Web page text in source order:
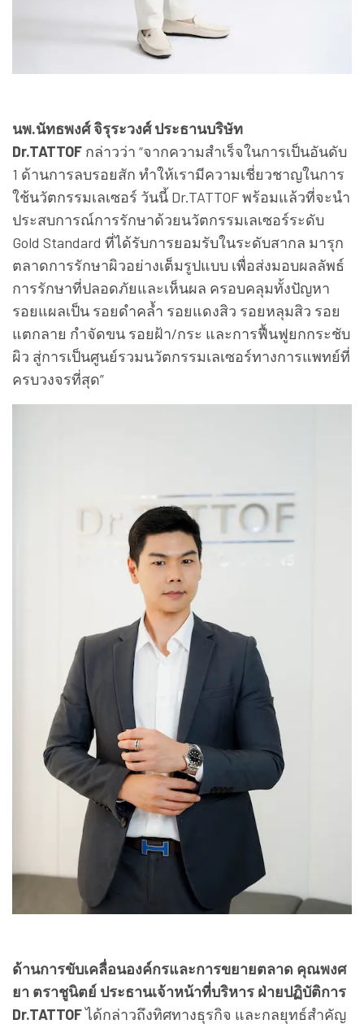
นพ.นัทธพงศ์ จิรุระวงศ์ ประธานบริษัท
Dr.TATTOF กล่าวว่า “จากความสำเร็จในการเป็นอันดับ
1 ด้านการลบรอยสัก ทำให้เรามีความเชี่ยวชาญในการ
ใช้นวัตกรรมเลเซอร์ วันนี้ Dr.TATTOF พร้อมแล้วที่จะนำ
ประสบการณ์การรักษาด้วยนวัตกรรมเลเซอร์ระดับ
Gold Standard ที่ได้รับการยอมรับในระดับสากล มารุก
ตลาดการรักษาผิวอย่างเต็มรูปแบบ เพื่อส่งมอบผลลัพธ์
การรักษาที่ปลอดภัยและเห็นผล ครอบคลุมทั้งปัญหา
รอยแผลเป็น รอยดำคล้ำ รอยแดงสิว รอยหลุมสิว รอย
แตกลาย กำจัดขน รอยฝ้า/กระ และการฟื้นฟูยกกระชับ
ผิว สู่การเป็นศูนย์รวมนวัตกรรมเลเซอร์ทางการแพทย์ที่
ครบวงจรที่สุด”
ด้านการขับเคลื่อนองค์กรและการขยายตลาด คุณพงศ
ยา ตราชูนิตย์ ประธานเจ้าหน้าที่บริหาร ฝ่ายปฏิบัติการ
Dr.TATTOFได้กล่าวถึงทิศทางธุรกิจ และกลยุทธ์สำคัญ